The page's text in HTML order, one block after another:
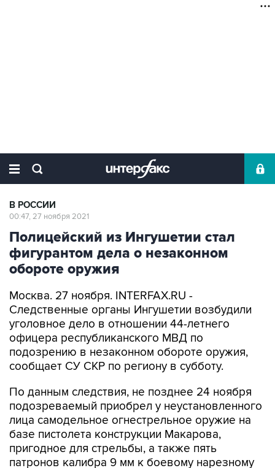
В РОССИИ
00:47, 27 ноября 2021
Полицейский из Ингушетии стал
фигурантом дела о незаконном
обороте оружия
Москва. 27 ноября. INTERFAX.RU -
Следственные органы Ингушетии возбудили
уголовное дело в отношении 44-летнего
офицера республиканского МВД по
подозрению в незаконном обороте оружия,
сообщает СУ СКР по региону в субботу.
По данным следствия, не позднее 24 ноября
подозреваемый приобрел у неустановленного
лица самодельное огнестрельное оружие на
базе пистолета конструкции Макарова,
пригодное для стрельбы, а также пять
патронов калибра 9 мм к боевому нарезному